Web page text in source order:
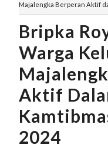
Majalengka Berperan Aktif
Bripka
Warga
Aktif
2024